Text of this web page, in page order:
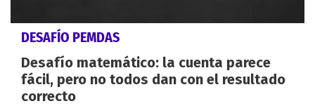
DESAFÍO PEMDAS
Desafío matemático: la cuenta parece
fácil, pero no todos dan con el resultado
correcto